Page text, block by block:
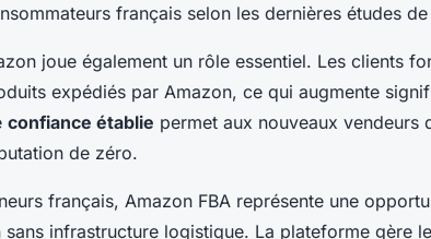
français selon les dernières études
joue également un rôle essentiel. Les clients
expédiés par Amazon, ce qui augmente
confiance établie permet aux nouveaux vendeurs
de zéro.
français, Amazon FBA représente une
sans infrastructure logistique. La plateforme gère